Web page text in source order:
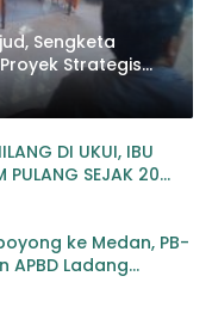
Sengketa
Strategis
Baru
DI UKUI, IBU
PULANG SEJAK 20
ke Medan, PB-
APBD Ladang